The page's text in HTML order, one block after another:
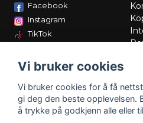
Facebook
Instagram
TikTok
Vi bruker cookies
Vi bruker cookies for å få
gi deg den beste opplevelsen.
å trykke på godkjenn alle eller